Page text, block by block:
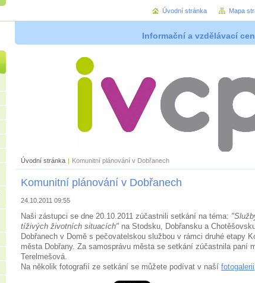
Informační a vzdělávací
Úvodní stránka | Komunitní plánování v Dobřanech
Komunitní plánování v Dobřanech
24.10.2011 09:55
Naši zástupci se dne 20.10.2011 zúčastnili setkání na téma:
tíživých životních situacích" na Stodsku, Dobřansku a
Dobřanech v Domě s pečovatelskou službou v rámci druhé etapy
města Dobřany. Za samosprávu města se setkání zúčastnila paní
Terelmešová.
Na několik fotografií ze setkání se můžete podívat v naší fotogalerii
Úvodní stránka Mapa